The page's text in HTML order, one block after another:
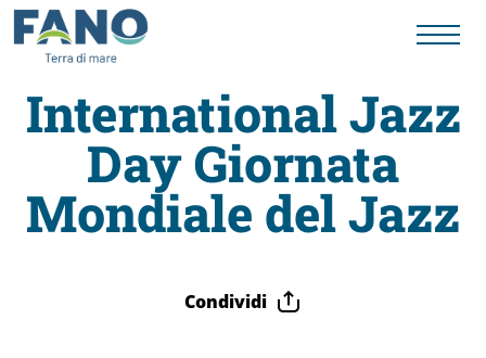
Fano
Visit
International Jazz
Day Giornata
Mondiale del Jazz
Condividi